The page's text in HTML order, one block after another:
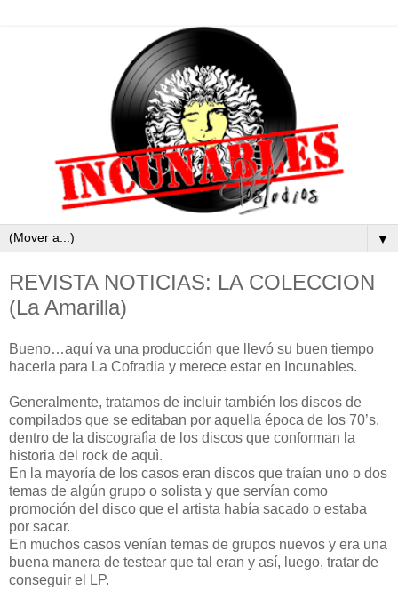
▼
REVISTA NOTICIAS: LA COLECCION
(La Amarilla)
Bueno…aquí va una producción que llevó su buen tiempo
hacerla para La Cofradia y merece estar en Incunables.
Generalmente, tratamos de incluir también los discos de
compilados que se editaban por aquella época de los 70’s.
dentro de la discografìa de los discos que conforman la
historia del rock de aquì.
En la mayoría de los casos eran discos que traían uno o dos
temas de algún grupo o solista y que servían como
promoción del disco que el artista había sacado o estaba
por sacar.
En muchos casos venían temas de grupos nuevos y era una
buena manera de testear que tal eran y así, luego, tratar de
conseguir el LP.